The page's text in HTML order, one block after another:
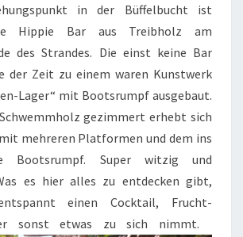
in der Büffelbucht ist
Hippie Bar aus Treibholz am
des Strandes. Die einst keine Bar
der Zeit zu einem waren Kunstwerk
Lager“ mit Bootsrumpf ausgebaut.
gezimmert erhebt sich
mehreren Platformen und dem ins
Bootsrumpf. Super witzig und
es hier alles zu entdecken gibt,
einen Cocktail, Frucht-
sonst etwas zu sich nimmt.